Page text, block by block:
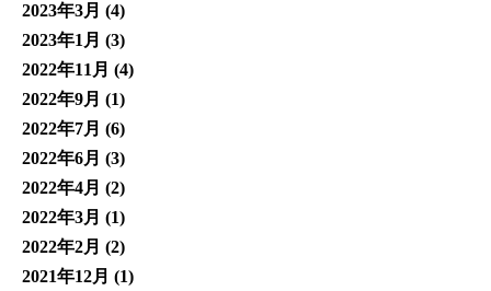
2023年3月 (4)
2023年1月 (3)
2022年11月 (4)
2022年9月 (1)
2022年7月 (6)
2022年6月 (3)
2022年4月 (2)
2022年3月 (1)
2022年2月 (2)
2021年12月 (1)